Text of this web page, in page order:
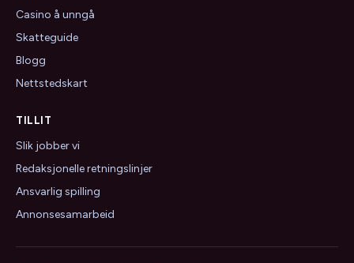
Casino å unngå
Skatteguide
Blogg
Nettstedskart
TILLIT
Slik jobber vi
Redaksjonelle retningslinjer
Ansvarlig spilling
Annonsesamarbeid